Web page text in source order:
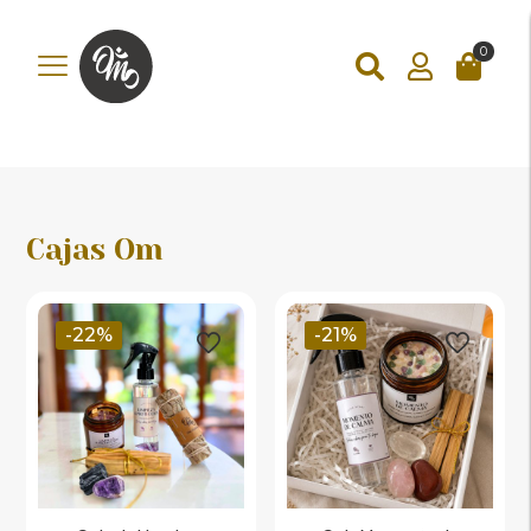
0
Cajas Om
-22% -21%